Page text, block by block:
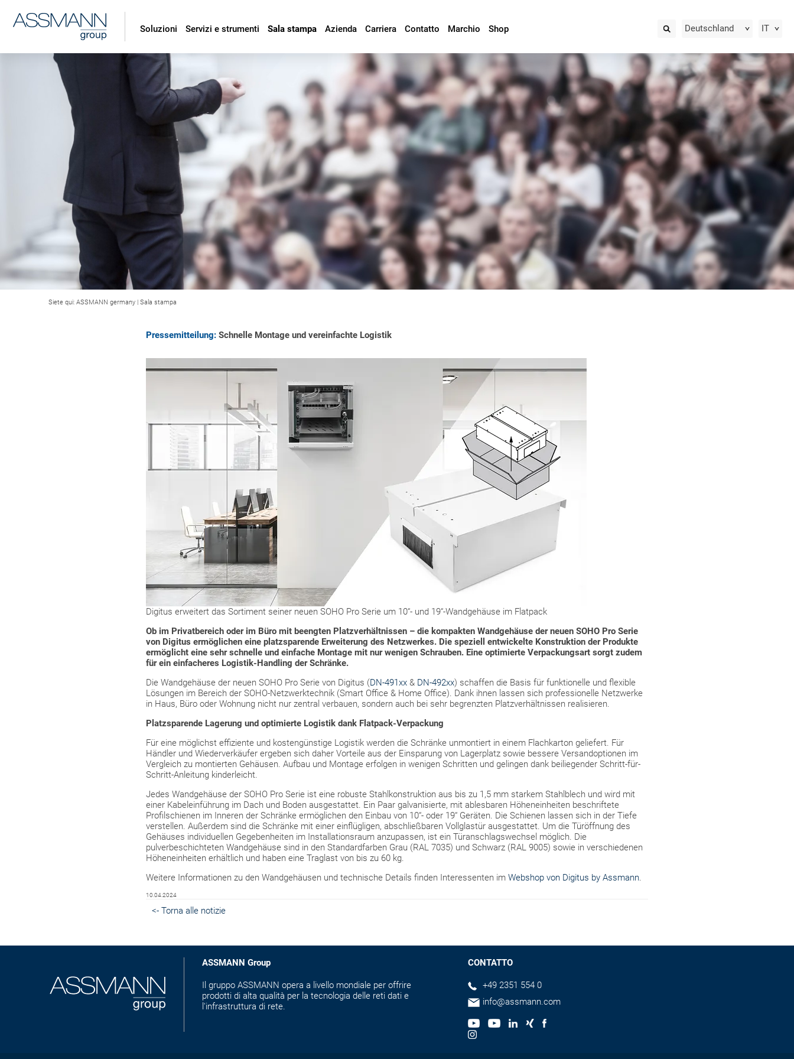
Deutschland IT
Soluzioni Servizi e strumenti Sala stampa Azienda Carriera Contatto Marchio Shop
Siete qui: ASSMANN germany | Sala stampa
Pressemitteilung: Schnelle Montage und vereinfachte Logistik
Digitus erweitert das Sortiment seiner neuen SOHO Pro Serie um 10“- und 19“-Wandgehäuse im Flatpack
Ob im Privatbereich oder im Büro mit beengten Platzverhältnissen – die kompakten Wandgehäuse der neuen SOHO Pro Serie
von Digitus ermöglichen eine platzsparende Erweiterung des Netzwerkes. Die speziell entwickelte Konstruktion der Produkte
ermöglicht eine sehr schnelle und einfache Montage mit nur wenigen Schrauben. Eine optimierte Verpackungsart sorgt zudem
für ein einfacheres Logistik-Handling der Schränke.
Die Wandgehäuse der neuen SOHO Pro Serie von Digitus (DN-491xx & DN-492xx) schaffen die Basis für funktionelle und flexible
Lösungen im Bereich der SOHO-Netzwerktechnik (Smart Office & Home Office). Dank ihnen lassen sich professionelle Netzwerke
in Haus, Büro oder Wohnung nicht nur zentral verbauen, sondern auch bei sehr begrenzten Platzverhältnissen realisieren.
Platzsparende Lagerung und optimierte Logistik dank Flatpack-Verpackung
Für eine möglichst effiziente und kostengünstige Logistik werden die Schränke unmontiert in einem Flachkarton geliefert. Für
Händler und Wiederverkäufer ergeben sich daher Vorteile aus der Einsparung von Lagerplatz sowie bessere Versandoptionen im
Vergleich zu montierten Gehäusen. Aufbau und Montage erfolgen in wenigen Schritten und gelingen dank beiliegender Schritt-für-
Schritt-Anleitung kinderleicht.
Jedes Wandgehäuse der SOHO Pro Serie ist eine robuste Stahlkonstruktion aus bis zu 1,5 mm starkem Stahlblech und wird mit
einer Kabeleinführung im Dach und Boden ausgestattet. Ein Paar galvanisierte, mit ablesbaren Höheneinheiten beschriftete
Profilschienen im Inneren der Schränke ermöglichen den Einbau von 10“- oder 19“ Geräten. Die Schienen lassen sich in der Tiefe
verstellen. Außerdem sind die Schränke mit einer einflügligen, abschließbaren Vollglastür ausgestattet. Um die Türöffnung des
Gehäuses individuellen Gegebenheiten im Installationsraum anzupassen, ist ein Türanschlagswechsel möglich. Die
pulverbeschichteten Wandgehäuse sind in den Standardfarben Grau (RAL 7035) und Schwarz (RAL 9005) sowie in verschiedenen
Höheneinheiten erhältlich und haben eine Traglast von bis zu 60 kg.
Weitere Informationen zu den Wandgehäusen und technische Details finden Interessenten im Webshop von Digitus by Assmann.
10.04.2024
<- Torna alle notizie
ASSMANN Group
Il gruppo ASSMANN opera a livello mondiale per offrire
prodotti di alta qualità per la tecnologia delle reti dati e
l'infrastruttura di rete.
CONTATTO
+49 2351 554 0
info@assmann.com